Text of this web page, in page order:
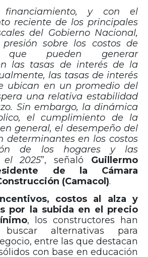
y con el
reciente de los principales
del Gobierno Nacional,
sobre los costos de
que pueden generar
las tasas de interés de la
las tasas de interés
ubican en un promedio del
una relativa estabilidad
Sin embargo, la dinámica
el cumplimiento de la
general, el desempeño del
determinantes en los costos
de los hogares y las
el 2025”, señaló Guillermo
de la Cámara
(Camacol).
costos al alza y
por la subida en el precio
, los constructores han
alternativas para
entre las que destacan
con base en educación